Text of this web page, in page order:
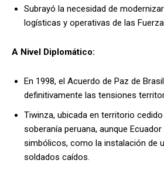
Subrayó la necesidad de
logísticas y operativas de las
A Nivel Diplomático:
En 1998, el Acuerdo de Paz de
definitivamente las tensiones
Tiwinza, ubicada en territorio
soberanía peruana, aunque
simbólicos, como la instalación de
soldados caídos.